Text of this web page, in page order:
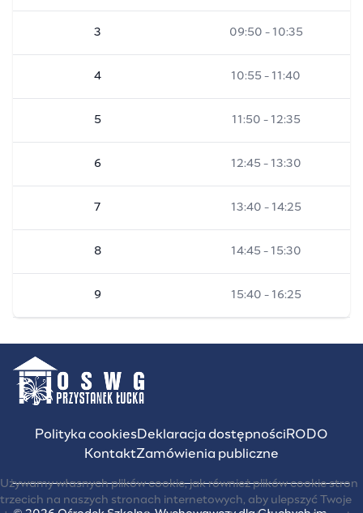
3 09:50 - 10:35
4 10:55 - 11:40
5 11:50 - 12:35
6 12:45 - 13:30
7 13:40 - 14:25
8 14:45 - 15:30
9 15:40 - 16:25
Polityka cookiesDeklaracja dostępności RODO
KontaktZamówienia publiczne
Używamy własnych plików cookie, jak również plików cookie stron
trzecich na naszych stronach internetowych, aby ulepszyć Twoje